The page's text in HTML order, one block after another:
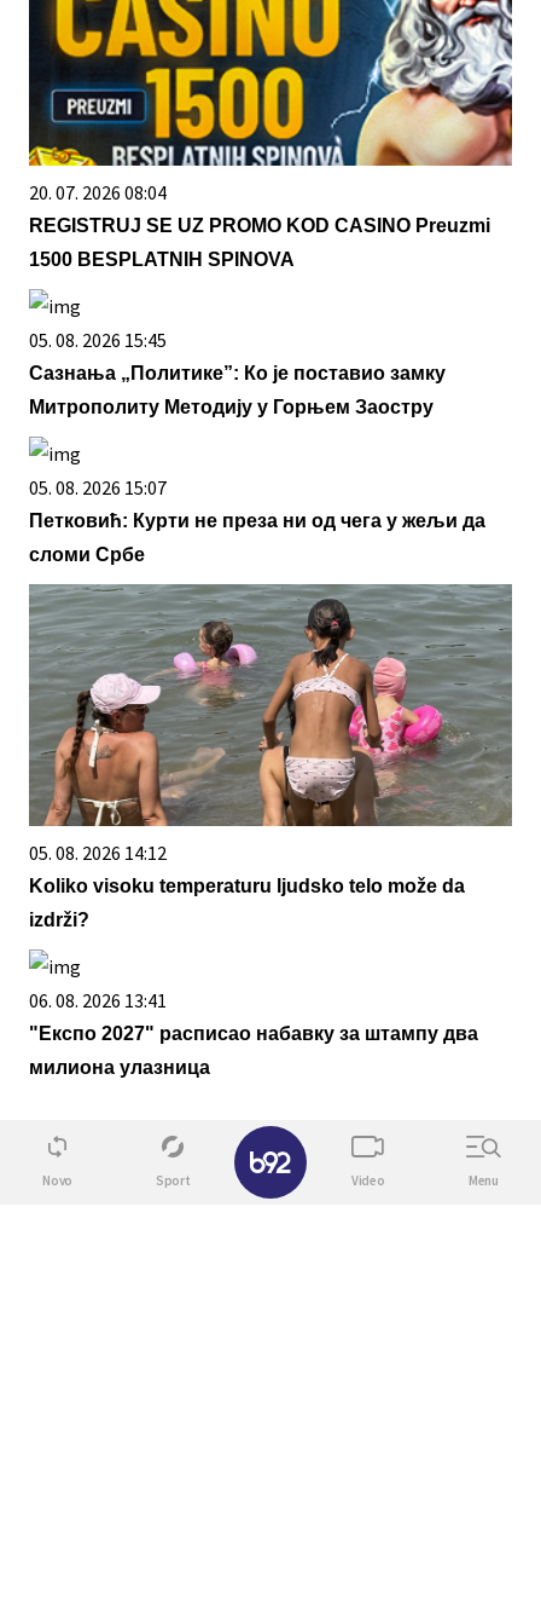
20. 07. 2026 08:04
REGISTRUJ SE UZ PROMO KOD CASINO Preuzmi
1500 BESPLATNIH SPINOVA
05. 08. 2026 15:45
Сазнања „Политике”: Ко је поставио замку
Митрополиту Методију у Горњем Заостру
05. 08. 2026 15:07
Петковић: Курти не преза ни од чега у жељи да
сломи Србе
05. 08. 2026 14:12
Koliko visoku temperaturu ljudsko telo može da
izdrži?
06. 08. 2026 13:41
"Експо 2027" расписао набавку за штампу два
милиона улазница
Novo Sport Video Menu
✕